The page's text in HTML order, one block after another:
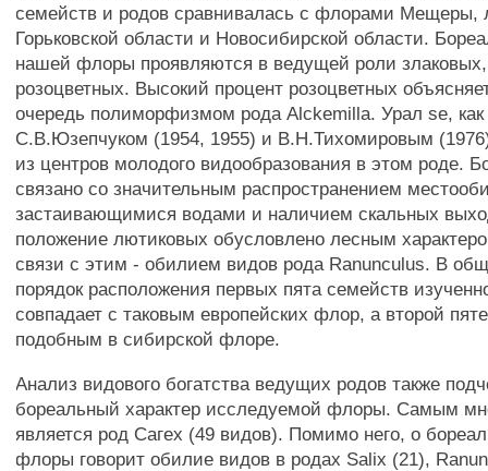
семейств и родов сравнивалась с флорами Мещеры,
Горьковской области и Новосибирской области.
нашей флоры проявляются в ведущей роли
розоцветных. Высокий процент розоцветных
очередь полиморфизмом рода Alckemilla. Урал se, как
С.В.Юзепчуком (1954, 1955) и В.Н.Тихомировым
из центров молодого видообразования в этом роде.
связано со значительным распространением
застаивающимися водами и наличием скальных
положение лютиковых обусловлено лесным
связи с этим - обилием видов рода Ranunculus. В
порядок расположения первых пята семейств
совпадает с таковым европейских флор, а второй
подобным в сибирской флоре.
Анализ видового богатства ведущих родов также
бореальный характер исследуемой флоры. Самым
является род Сагех (49 видов). Помимо него, о
флоры говорит обилие видов в родах Salix (21),